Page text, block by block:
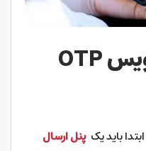
چگونه از وب سرویس OTP
پنل ارسال